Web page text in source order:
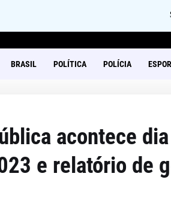
BRASIL POLÍTICA POLÍCIA
acontece
e relatório de